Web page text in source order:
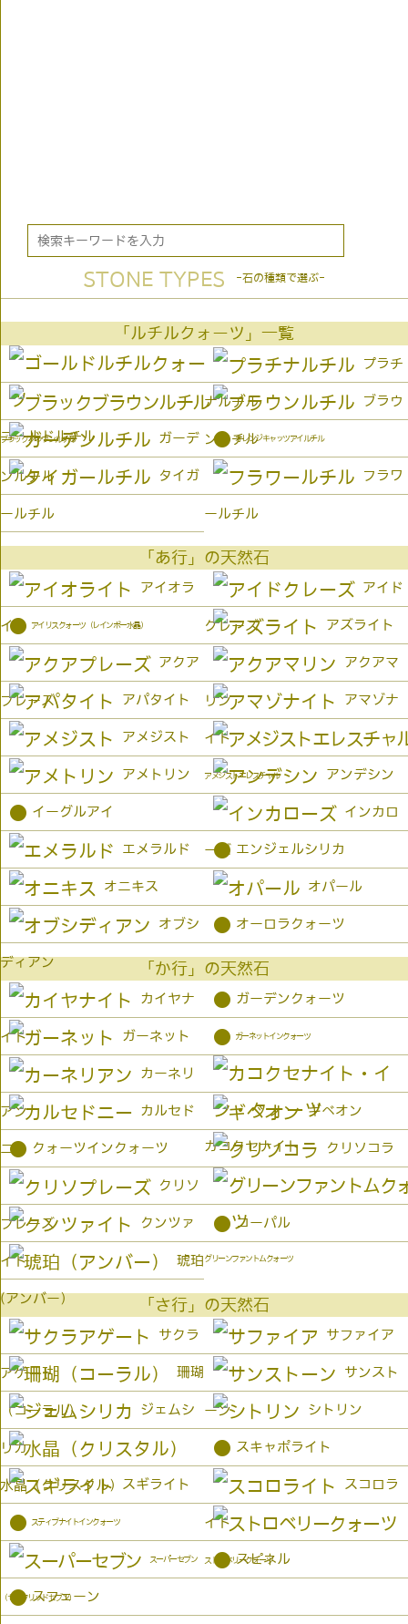
STONE TYPES -石の種類で選ぶ-
「ルチルクォーツ」一覧
ゴールドルチル
プラチ
ナルチル
ブラックブラウンルチル
ブラウ
ンルチル
ガーデ
ンルチル
● オレンジキャッツアイルチル
タイガ
ールチル
フラワ
ールチル
「あ行」の天然石
アイオラ
イト
アイド
クレーズ
● アイリスクォーツ（レインボー水晶） アズライト
アクア
プレーズ
アクアマ
リン
アパタイト アマゾナ
イト
アメジスト
アメジストエレスチャル
アメトリン アンデシン
● イーグルアイ インカロ
ーズ
エメラルド ● エンジェルシリカ
オニキス オパール
オブシ
ディアン
● オーロラクォーツ
「か行」の天然石
カイヤナ
イト
● ガーデンクォーツ
ガーネット ● ガーネットインクォーツ
カーネリ
アン
カコクセナイト
カルセド
ニー
ギベオン
● クォーツインクォーツ クリソコラ
クリソ
プレーズ
グリーンファントムクォーツ
クンツァ
イト
● コーパル
琥珀
(アンバー） 「さ行」の天然石
サクラ
アゲート
サファイア
珊瑚
（コーラル）
サンスト
ーン
ジェムシ
リカ
シトリン
水晶（クリスタル）
● スキャポライト
スギライト スコロラ
イト
● スティブナイトインクォーツ
ストロベリークォーツ
スーパーセブン
（セイクリッドセブン）
● スピネル
● スフェーン